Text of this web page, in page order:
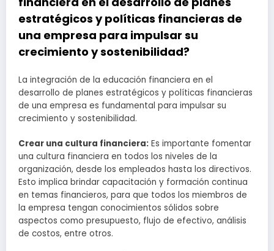
estratégicos y políticas financieras de
una empresa para impulsar su
crecimiento y sostenibilidad?
La integración de la educación financiera en el
desarrollo de planes estratégicos y políticas financieras
de una empresa es fundamental para impulsar su
crecimiento y sostenibilidad.
Crear una cultura financiera: Es importante fomentar
una cultura financiera en todos los niveles de la
organización, desde los empleados hasta los directivos.
Esto implica brindar capacitación y formación continua
en temas financieros, para que todos los miembros de
la empresa tengan conocimientos sólidos sobre
aspectos como presupuesto, flujo de efectivo, análisis
de costos, entre otros.